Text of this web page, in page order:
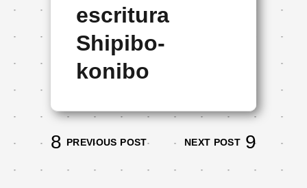
escritura
Shipibo-
konibo
PREVIOUS POST NEXT POST